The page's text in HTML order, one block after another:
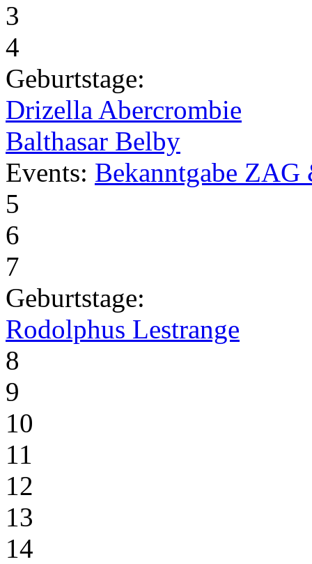
3
4
Geburtstage:
Drizella Abercrombie
Balthasar Belby
Events: Bekanntgabe ZAG
5
6
7
Geburtstage:
Rodolphus Lestrange
8
9
10
11
12
13
14